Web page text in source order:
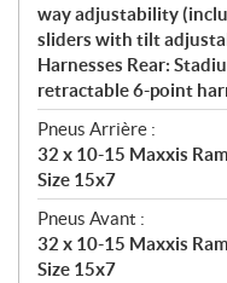
way adjustability
sliders with tilt
Harnesses Rear:
retractable 6-point
Pneus Arrière :
32 x 10-15 Maxxis
Size 15x7
Pneus Avant :
32 x 10-15 Maxxis
Size 15x7